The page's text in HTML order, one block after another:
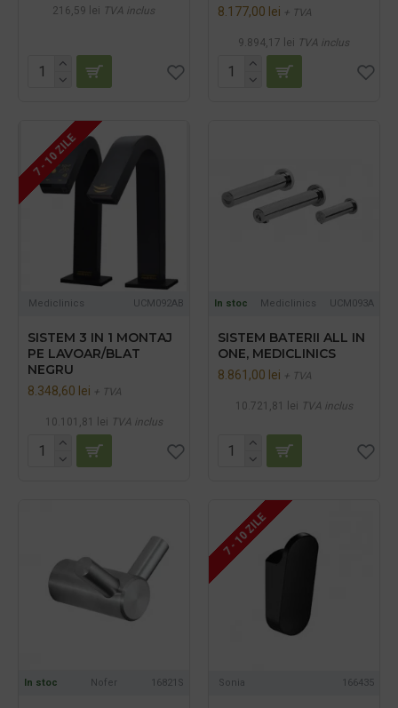
216,59 lei TVA inclus 8.177,00 lei + TVA
9.894,17 lei TVA inclus
7 - 10 ZILE
Mediclinics UCM092AB
SISTEM 3 IN 1 MONTAJ
PE LAVOAR/BLAT
NEGRU
8.348,60 lei + TVA
10.101,81 lei TVA inclus
In stoc Mediclinics UCM093A
SISTEM BATERII ALL IN
ONE, MEDICLINICS
8.861,00 lei + TVA
10.721,81 lei TVA inclus
In stoc Nofer 16821S
7 - 10 ZILE
Sonia 166435